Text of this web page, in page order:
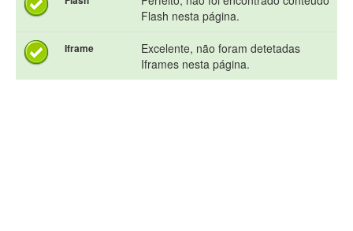
Flash nesta página.
Iframe
Excelente, não foram detetadas
Iframes nesta página.